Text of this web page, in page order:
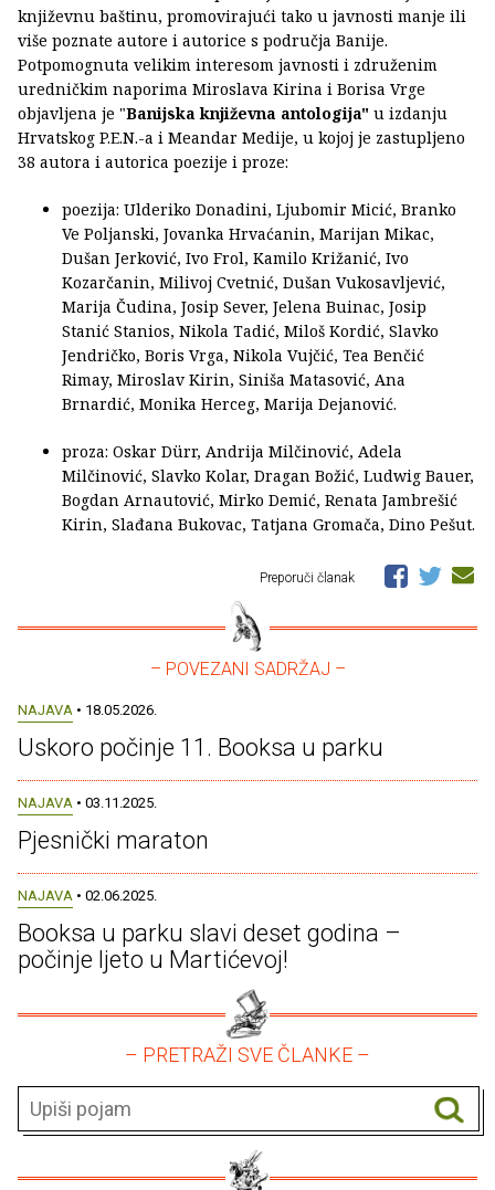
književnu baštinu, promovirajući tako u javnosti manje ili
više poznate autore i autorice s područja Banije.
Potpomognuta velikim interesom javnosti i združenim
uredničkim naporima Miroslava Kirina i Borisa Vrge
objavljena je "Banijska književna antologija" u izdanju
Hrvatskog P.E.N.-a i Meandar Medije, u kojoj je zastupljeno
38 autora i autorica poezije i proze:
poezija: Ulderiko Donadini, Ljubomir Micić, Branko
Ve Poljanski, Jovanka Hrvaćanin, Marijan Mikac,
Dušan Jerković, Ivo Frol, Kamilo Križanić, Ivo
Kozarčanin, Milivoj Cvetnić, Dušan Vukosavljević,
Marija Čudina, Josip Sever, Jelena Buinac, Josip
Stanić Stanios, Nikola Tadić, Miloš Kordić, Slavko
Jendričko, Boris Vrga, Nikola Vujčić, Tea Benčić
Rimay, Miroslav Kirin, Siniša Matasović, Ana
Brnardić, Monika Herceg, Marija Dejanović.
proza: Oskar Dürr, Andrija Milčinović, Adela
Milčinović, Slavko Kolar, Dragan Božić, Ludwig Bauer,
Bogdan Arnautović, Mirko Demić, Renata Jambrešić
Kirin, Slađana Bukovac, Tatjana Gromača, Dino Pešut.
Preporuči članak
– POVEZANI SADRŽAJ –
NAJAVA • 18.05.2026.
Uskoro počinje 11. Booksa u parku
NAJAVA • 03.11.2025.
Pjesnički maraton
NAJAVA • 02.06.2025.
Booksa u parku slavi deset godina –
počinje ljeto u Martićevoj!
– PRETRAŽI SVE ČLANKE –